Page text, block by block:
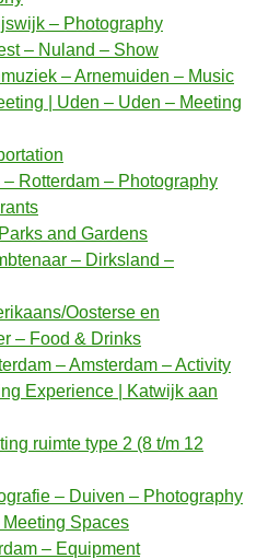
– Photography
– Nuland – Show
– Arnemuiden – Music
| Uden – Uden – Meeting
Rotterdam – Photography
and Gardens
– Dirksland –
Oosterse en
– Food & Drinks
– Amsterdam – Activity
Experience | Katwijk aan
ruimte type 2 (8 t/m 12
– Duiven – Photography
Spaces
– Equipment